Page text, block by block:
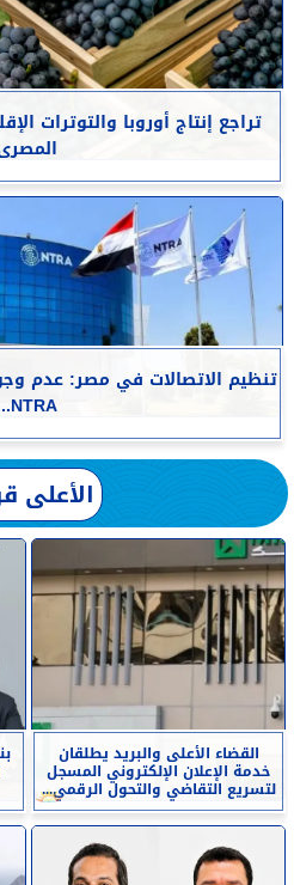
تراجع إنتاج أوروبا والتوترات
NTRA...
الأعلى
القضاء الأعلى والبريد يطلقان
خدمة الإعلان الإلكتروني المسجل
لتسريع التقاضي والتحول الرقمي...